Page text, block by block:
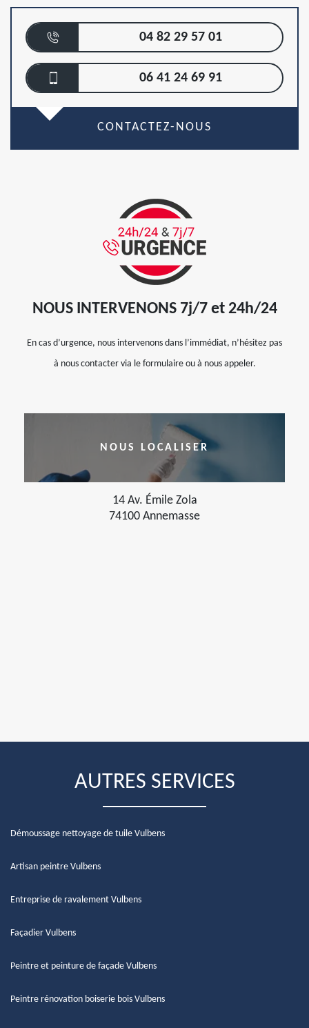
04 82 29 57 01
06 41 24 69 91
CONTACTEZ-NOUS
NOUS INTERVENONS 7j/7 et 24h/24
En cas d’urgence, nous intervenons dans l’immédiat, n’hésitez pas
à nous contacter via le formulaire ou à nous appeler.
NOUS LOCALISER
14 Av. Émile Zola
74100 Annemasse
AUTRES SERVICES
Démoussage nettoyage de tuile Vulbens
Artisan peintre Vulbens
Entreprise de ravalement Vulbens
Façadier Vulbens
Peintre et peinture de façade Vulbens
Peintre rénovation boiserie bois Vulbens